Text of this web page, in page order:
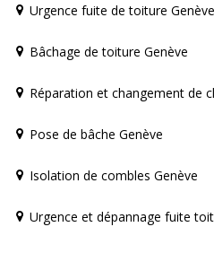
Urgence fuite de toiture Genève
Bâchage de toiture Genève
Réparation et changement de
Pose de bâche Genève
Isolation de combles Genève
Urgence et dépannage fuite